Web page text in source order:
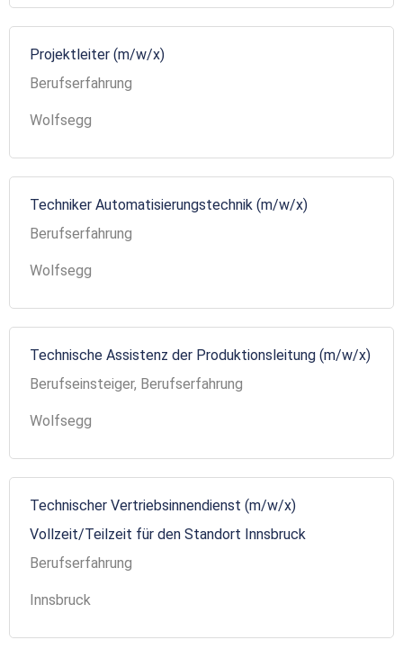
Projektleiter (m/w/x)
Berufserfahrung
Wolfsegg
Techniker Automatisierungstechnik (m/w/x)
Berufserfahrung
Wolfsegg
Technische Assistenz der Produktionsleitung (m/w/x)
Berufseinsteiger, Berufserfahrung
Wolfsegg
Technischer Vertriebsinnendienst (m/w/x)
Vollzeit/Teilzeit für den Standort Innsbruck
Berufserfahrung
Innsbruck